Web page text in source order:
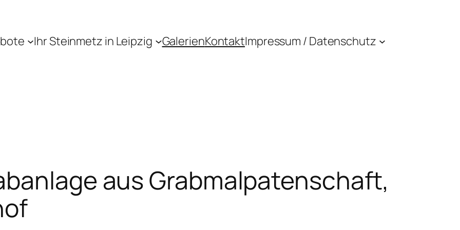
Ihr Steinmetz in Leipzig GalerienKontaktImpressum / Datenschutz
aus Grabmalpatenschaft,